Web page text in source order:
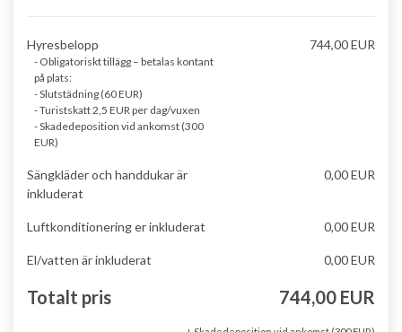
Hyresbelopp
- Obligatoriskt tillägg – betalas kontant
på plats:
- Slutstädning (60 EUR)
- Turistskatt 2,5 EUR per dag/vuxen
- Skadedeposition vid ankomst (300
EUR)
744,00 EUR
Sängkläder och handdukar är
inkluderat
0,00 EUR
Luftkonditionering er inkluderat 0,00 EUR
El/vatten är inkluderat 0,00 EUR
Totalt pris 744,00 EUR